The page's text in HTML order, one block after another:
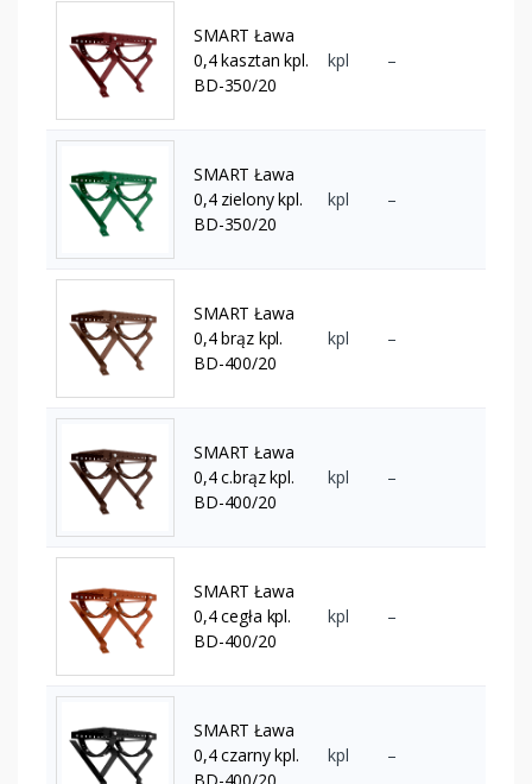
SMART Ława
0,4 kasztan kpl.
BD-350/20
kpl –
SMART Ława
0,4 zielony kpl.
BD-350/20
kpl –
SMART Ława
0,4 brąz kpl.
BD-400/20
kpl –
SMART Ława
0,4 c.brąz kpl.
BD-400/20
kpl –
SMART Ława
0,4 cegła kpl.
BD-400/20
kpl –
SMART Ława
0,4 czarny kpl.
kpl –